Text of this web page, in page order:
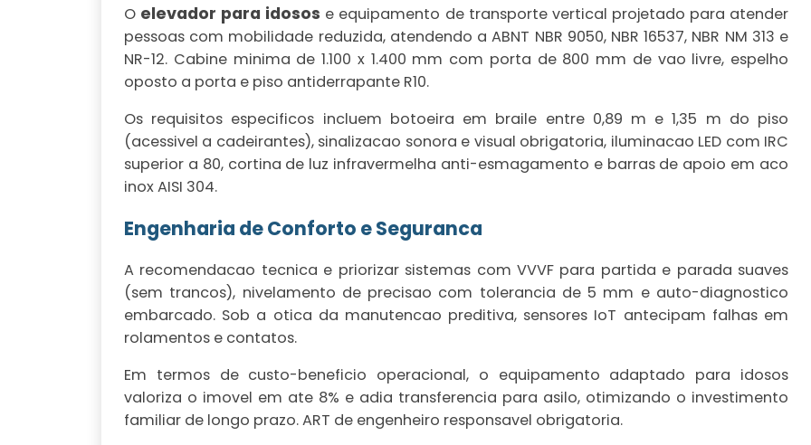
O elevador para idosos e equipamento de transporte vertical projetado para atender
pessoas com mobilidade reduzida, atendendo a ABNT NBR 9050, NBR 16537, NBR NM 313 e
NR-12. Cabine minima de 1.100 x 1.400 mm com porta de 800 mm de vao livre, espelho
oposto a porta e piso antiderrapante R10.
Os requisitos especificos incluem botoeira em braile entre 0,89 m e 1,35 m do piso
(acessivel a cadeirantes), sinalizacao sonora e visual obrigatoria, iluminacao LED com IRC
superior a 80, cortina de luz infravermelha anti-esmagamento e barras de apoio em aco
inox AISI 304.
Engenharia de Conforto e Seguranca
A recomendacao tecnica e priorizar sistemas com VVVF para partida e parada suaves
(sem trancos), nivelamento de precisao com tolerancia de 5 mm e auto-diagnostico
embarcado. Sob a otica da manutencao preditiva, sensores IoT antecipam falhas em
rolamentos e contatos.
Em termos de custo-beneficio operacional, o equipamento adaptado para idosos
valoriza o imovel em ate 8% e adia transferencia para asilo, otimizando o investimento
familiar de longo prazo. ART de engenheiro responsavel obrigatoria.